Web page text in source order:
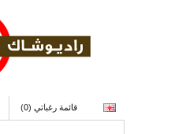
قائمة رغباتي (0)